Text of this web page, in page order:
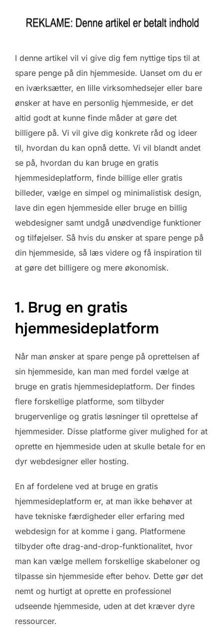
I denne artikel vil vi give dig fem nyttige tips til at
spare penge på din hjemmeside. Uanset om du er
en iværksætter, en lille virksomhedsejer eller bare
ønsker at have en personlig hjemmeside, er det
altid godt at kunne finde måder at gøre det
billigere på. Vi vil give dig konkrete råd og ideer
til, hvordan du kan opnå dette. Vi vil blandt andet
se på, hvordan du kan bruge en gratis
hjemmesideplatform, finde billige eller gratis
billeder, vælge en simpel og minimalistisk design,
lave din egen hjemmeside eller bruge en billig
webdesigner samt undgå unødvendige funktioner
og tilføjelser. Så hvis du ønsker at spare penge på
din hjemmeside, så læs videre og få inspiration til
at gøre det billigere og mere økonomisk.
1. Brug en gratis
hjemmesideplatform
Når man ønsker at spare penge på oprettelsen af
sin hjemmeside, kan man med fordel vælge at
bruge en gratis hjemmesideplatform. Der findes
flere forskellige platforme, som tilbyder
brugervenlige og gratis løsninger til oprettelse af
hjemmesider. Disse platforme giver mulighed for at
oprette en hjemmeside uden at skulle betale for en
dyr webdesigner eller hosting.
En af fordelene ved at bruge en gratis
hjemmesideplatform er, at man ikke behøver at
have tekniske færdigheder eller erfaring med
webdesign for at komme i gang. Platformene
tilbyder ofte drag-and-drop-funktionalitet, hvor
man kan vælge mellem forskellige skabeloner og
tilpasse sin hjemmeside efter behov. Dette gør det
nemt og hurtigt at oprette en professionel
udseende hjemmeside, uden at det kræver dyre
ressourcer.